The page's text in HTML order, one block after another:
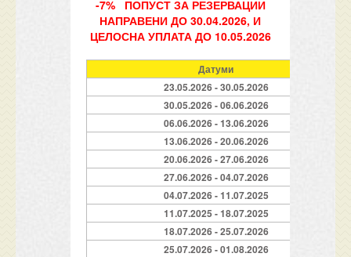
-7% ПОПУСТ ЗА РЕЗЕРВАЦИИ
НАПРАВЕНИ ДО 30.04.2026, И
ЦЕЛОСНА УПЛАТА ДО 10.05.2026
Датуми
23.05.2026 - 30.05.2026
30.05.2026 - 06.06.2026
06.06.2026 - 13.06.2026
13.06.2026 - 20.06.2026
20.06.2026 - 27.06.2026
27.06.2026 - 04.07.2026
04.07.2026 - 11.07.2025
11.07.2025 - 18.07.2025
18.07.2026 - 25.07.2026
25.07.2026 - 01.08.2026